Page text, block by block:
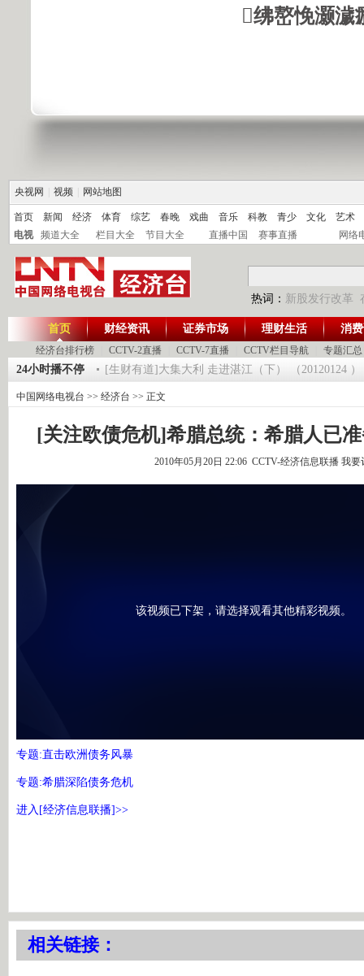
绋嶅悗灏
央视网 视频 网站地图
首页 新闻 经济 体育 综艺 春晚 戏曲 音乐 科教 青少 文化
艺术
电视
频道大全 栏目大全 节目大全 直播中国 赛事直播 网络
热词： 新股发行改革
首页
经济台排行榜 CCTV-2直播 CCTV-7直播 CCTV栏目导航 专题汇总
财经资讯 证券市场 理财生活 消
24小时播不停
》 20120125 [生财有道]大集大利 走进湛江（下） （20120124 ）
中国网络电视台 >> 经济台 >> 正文
[关注欧债危机]希腊总统：希腊人已
2010年05月20日 22:06 CCTV-经济信息联播 我要
该视频已下架，请选择观看其他精彩视频。
专题:直击欧洲债务风暴
专题:希腊深陷债务危机
进入[经济信息联播]>>
相关链接：